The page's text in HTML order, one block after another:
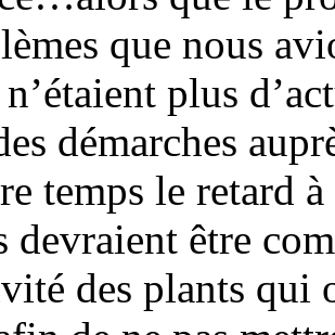
que nous
plus
démarches
temps le retard
devraient être
des plants qui